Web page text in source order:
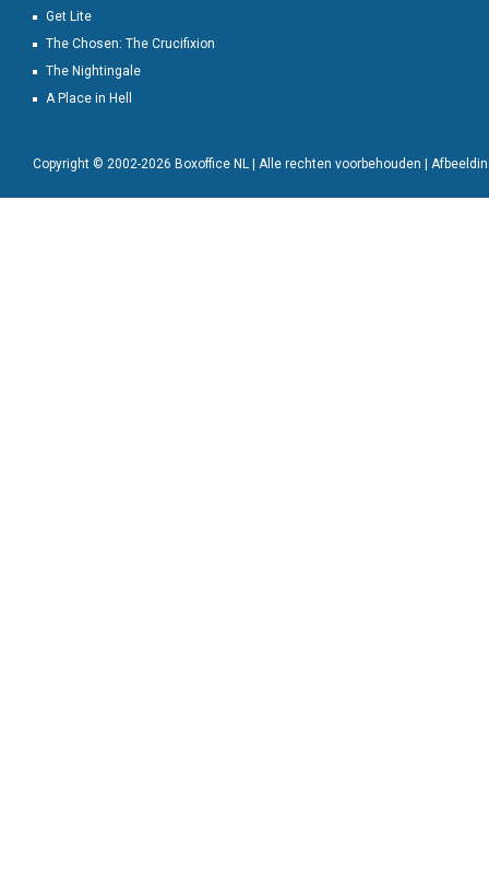
Get Lite
The Chosen: The Crucifixion
The Nightingale
A Place in Hell
Copyright © 2002-2026 Boxoffice NL | Alle rechten voorbehouden |